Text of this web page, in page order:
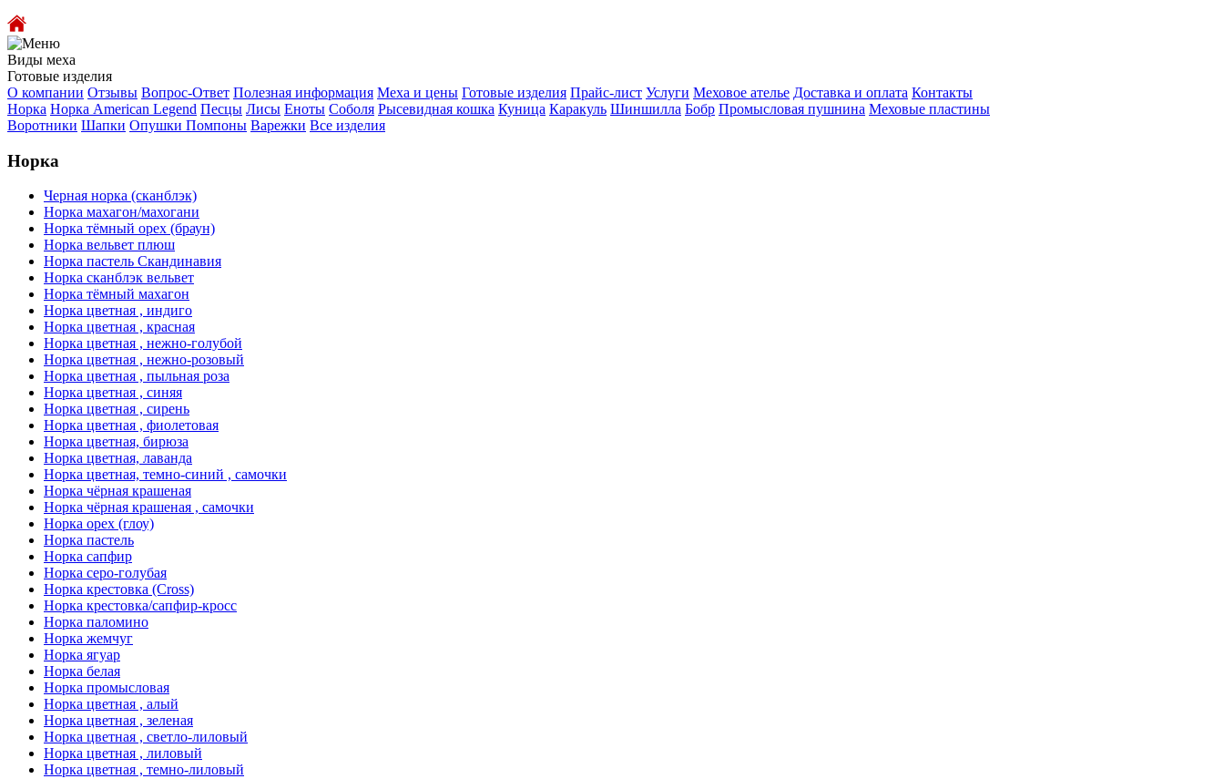
Виды меха
Готовые изделия
О компании Отзывы Вопрос-Ответ Полезная информация Меха и цены Готовые изделия Прайс-лист Услуги Меховое ателье Доставка и оплата Контакты
Норка Норка American Legend Песцы Лисы Еноты Соболя Рысевидная кошка Куница Каракуль Шиншилла Бобр Промысловая пушнина Меховые пластины
Воротники Шапки Опушки Помпоны Варежки Все изделия
Норка
Черная норка (сканблэк)
Норка махагон/махогани
Норка тёмный орех (браун)
Норка вельвет плюш
Норка пастель Скандинавия
Норка сканблэк вельвет
Норка тёмный махагон
Норка цветная , индиго
Норка цветная , красная
Норка цветная , нежно-голубой
Норка цветная , нежно-розовый
Норка цветная , пыльная роза
Норка цветная , синяя
Норка цветная , сирень
Норка цветная , фиолетовая
Норка цветная, бирюза
Норка цветная, лаванда
Норка цветная, темно-синий , самочки
Норка чёрная крашеная
Норка чёрная крашеная , самочки
Норка орех (глоу)
Норка пастель
Норка сапфир
Норка серо-голубая
Норка крестовка (Cross)
Норка крестовка/сапфир-кросс
Норка паломино
Норка жемчуг
Норка ягуар
Норка белая
Норка промысловая
Норка цветная , алый
Норка цветная , зеленая
Норка цветная , светло-лиловый
Норка цветная , лиловый
Норка цветная , темно-лиловый